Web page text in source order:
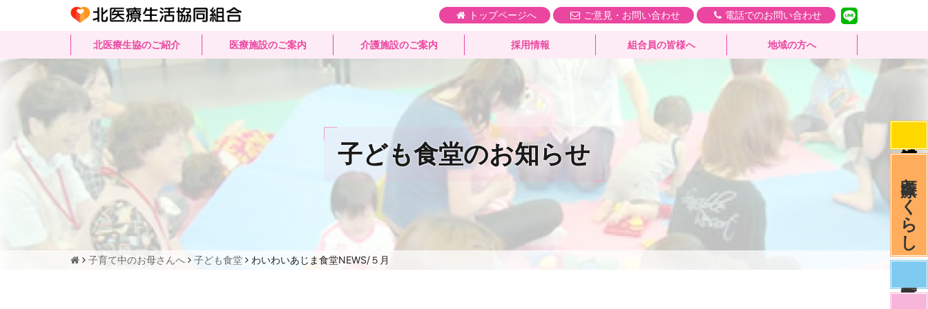
トップページへ ご意見・お問い合わせ 電話でのお問い合わせ
北医療生協のご紹介 医療施設のご案内 介護施設のご案内 採用情報 組合員の皆様へ 地域の方へ
子ども食堂のお知らせ
子育て中のお母さんへ 子ども食堂 わいわいあじま食堂NEWS/５月
医療とくらし